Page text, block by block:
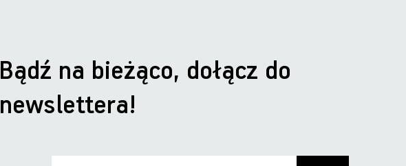
Bądź na bieżąco, dołącz do
newslettera!